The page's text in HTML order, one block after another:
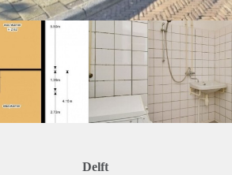
Delft